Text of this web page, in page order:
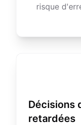
risque
Décisions
retardées